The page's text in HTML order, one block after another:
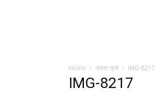
Home नकटा नृत्य IMG-8217
IMG-8217